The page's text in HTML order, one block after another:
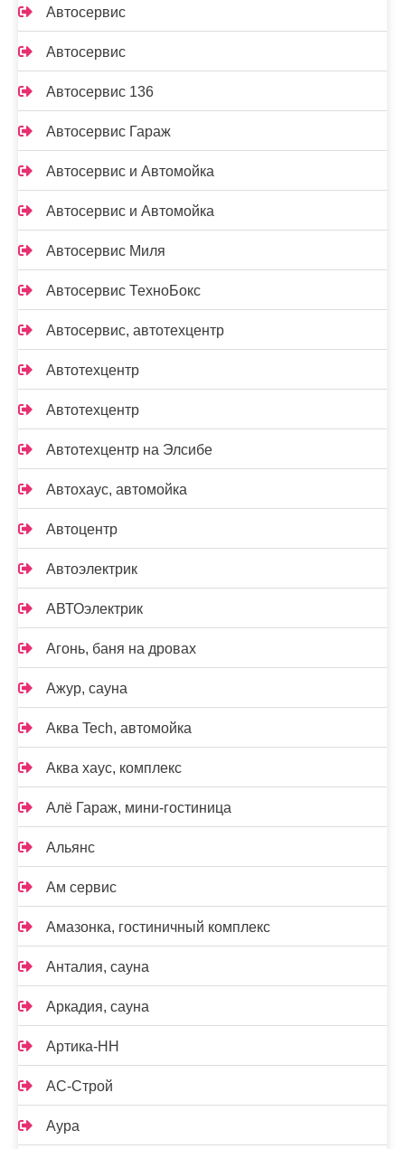
Автосервис
Автосервис
Автосервис 136
Автосервис Гараж
Автосервис и Автомойка
Автосервис и Автомойка
Автосервис Миля
Автосервис ТехноБокс
Автосервис, автотехцентр
Автотехцентр
Автотехцентр
Автотехцентр на Элсибе
Автохаус, автомойка
Автоцентр
Автоэлектрик
АВТОэлектрик
Агонь, баня на дровах
Ажур, сауна
Аква Tech, автомойка
Аква хаус, комплекс
Алё Гараж, мини-гостиница
Альянс
Ам сервис
Амазонка, гостиничный комплекс
Анталия, сауна
Аркадия, сауна
Артика-НН
АС-Строй
Аура